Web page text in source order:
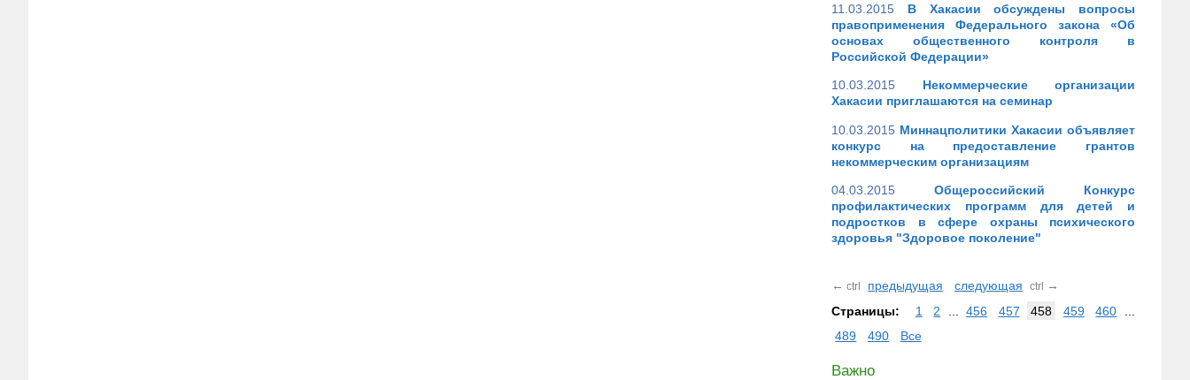
11.03.2015
В Хакасии обсуждены вопросы
правоприменения Федерального закона «Об
основах общественного контроля в
Российской Федерации»
10.03.2015
Некоммерческие организации
Хакасии приглашаются на семинар
10.03.2015 Миннацполитики Хакасии объявляет
конкурс на предоставление грантов
некоммерческим организациям
04.03.2015
Общероссийский Конкурс
профилактических программ для детей и
подростков в сфере охраны психического
здоровья "Здоровое поколение"
← ctrl предыдущая следующая ctrl →
Страницы:
1 2 456 457 458 459 460
489
490 Все
Важно